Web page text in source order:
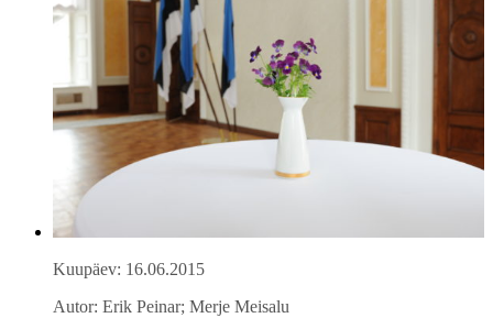
Kuupäev: 16.06.2015
Autor: Erik Peinar; Merje Meisalu